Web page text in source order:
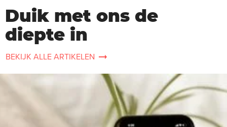
Duik met ons de
diepte in
BEKIJK ALLE ARTIKELEN